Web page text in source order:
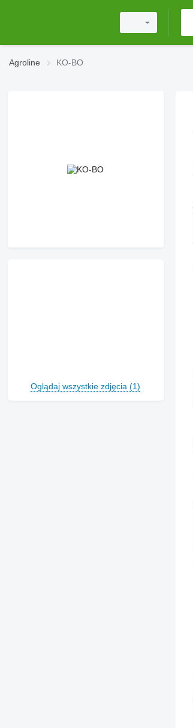
Agroline KO-BO
Oglądaj wszystkie zdjęcia (1)